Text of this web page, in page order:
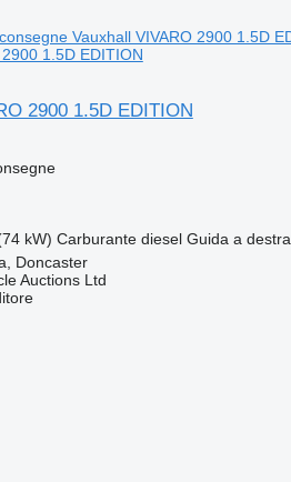
1.5D EDITION
2900 1.5D EDITION
kW) Carburante diesel Guida a destra
Doncaster
Auctions Ltd